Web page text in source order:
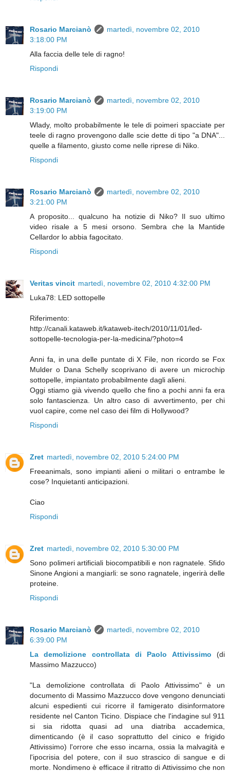
Rosario Marcianò
martedì, novembre 02, 2010
3:18:00 PM
Alla faccia delle tele di ragno!
Rispondi
Rosario Marcianò
martedì, novembre 02, 2010
3:19:00 PM
Wlady, molto probabilmente le tele di poimeri spacciate per
teele di ragno provengono dalle scie dette di tipo "a DNA"...
quelle a filamento, giusto come nelle riprese di Niko.
Rispondi
Rosario Marcianò
martedì, novembre 02, 2010
3:21:00 PM
A proposito... qualcuno ha notizie di Niko? Il suo ultimo
video risale a 5 mesi orsono. Sembra che la Mantide
Cellardor lo abbia fagocitato.
Rispondi
Veritas vincit martedì, novembre 02, 2010 4:32:00 PM
Luka78: LED sottopelle
Riferimento:
http://canali.kataweb.it/kataweb-itech/2010/11/01/led-
sottopelle-tecnologia-per-la-medicina/?photo=4
Anni fa, in una delle puntate di X File, non ricordo se Fox
Mulder o Dana Schelly scoprivano di avere un microchip
sottopelle, impiantato probabilmente dagli alieni.
Oggi stiamo già vivendo quello che fino a pochi anni fa era
solo fantascienza. Un altro caso di avvertimento, per chi
vuol capire, come nel caso dei film di Hollywood?
Rispondi
Zret martedì, novembre 02, 2010 5:24:00 PM
Freeanimals, sono impianti alieni o militari o entrambe le
cose? Inquietanti anticipazioni.
Ciao
Rispondi
Zret martedì, novembre 02, 2010 5:30:00 PM
Sono polimeri artificiali biocompatibili e non ragnatele. Sfido
Sinone Angioni a mangiarli: se sono ragnatele, ingerirà delle
proteine.
Rispondi
Rosario Marcianò
martedì, novembre 02, 2010
6:39:00 PM
La demolizione controllata di Paolo Attivissimo (di
Massimo Mazzucco)
"La demolizione controllata di Paolo Attivissimo" è un
documento di Massimo Mazzucco dove vengono denunciati
alcuni espedienti cui ricorre il famigerato disinformatore
residente nel Canton Ticino. Dispiace che l'indagine sul 911
si sia ridotta quasi ad una diatriba accademica,
dimenticando (è il caso soprattutto del cinico e frigido
Attivissimo) l'orrore che esso incarna, ossia la malvagità e
l'ipocrisia del potere, con il suo strascico di sangue e di
morte. Nondimeno è efficace il ritratto di Attivissimo che non